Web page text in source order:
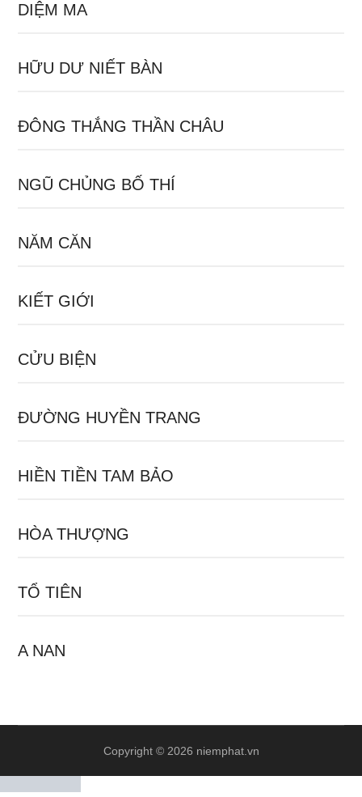
DIỆM MA
HỮU DƯ NIẾT BÀN
ĐÔNG THẮNG THẦN CHÂU
NGŨ CHỦNG BỐ THÍ
NĂM CĂN
KIẾT GIỚI
CỬU BIỆN
ĐƯỜNG HUYỀN TRANG
HIỀN TIỀN TAM BẢO
HÒA THƯỢNG
TỔ TIÊN
A NAN
Copyright © 2026 niemphat.vn